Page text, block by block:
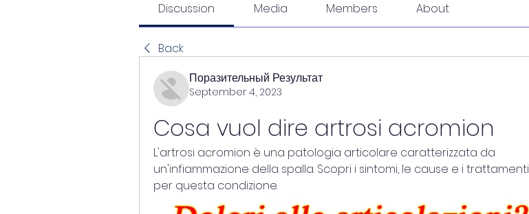
Discussion Media Members About
Back
Поразительный Результат
September 4, 2023
Cosa vuol dire artrosi acromion
L'artrosi acromion è una patologia articolare caratterizzata da
un'infiammazione della spalla. Scopri i sintomi, le cause e i trattamenti
per questa condizione.